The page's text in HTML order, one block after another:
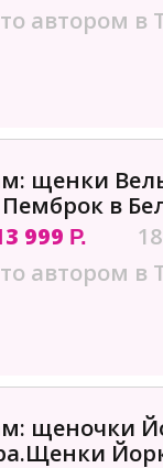
автором в
щенки
в
999 Р.
автором в
щеночки